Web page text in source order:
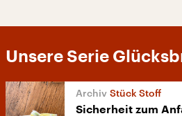
Unsere Serie
Stück Stoff
Sicherheit zum